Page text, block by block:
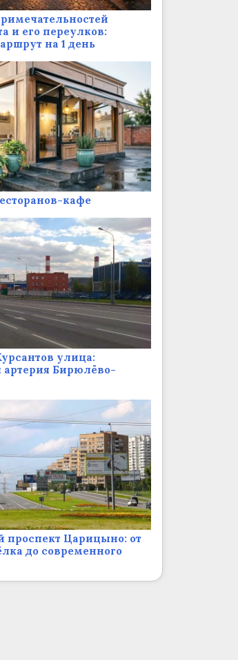
и его переулков:
на 1 день
кафе
улица:
артерия Бирюлёво-
проспект Царицыно: от
до современного